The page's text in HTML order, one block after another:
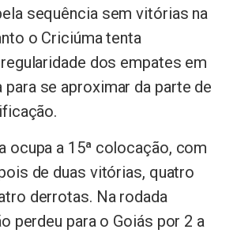
sequência sem vitórias na
o Criciúma tenta
dos empates em
para se aproximar da parte de
ocupa a 15ª colocação, com
de duas vitórias, quatro
derrotas. Na rodada
perdeu para o Goiás por 2 a